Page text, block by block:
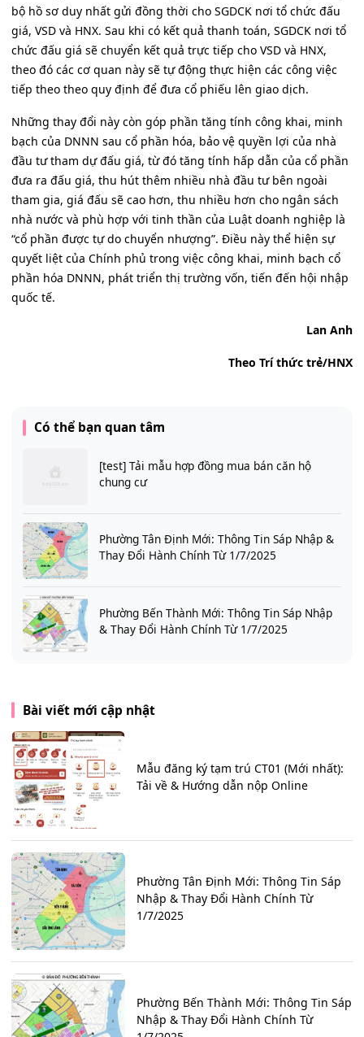
bộ hồ sơ duy nhất gửi đồng thời cho SGDCK nơi tổ chức đấu
giá, VSD và HNX. Sau khi có kết quả thanh toán, SGDCK nơi tổ
chức đấu giá sẽ chuyển kết quả trực tiếp cho VSD và HNX,
theo đó các cơ quan này sẽ tự động thực hiện các công việc
tiếp theo theo quy định để đưa cổ phiếu lên giao dịch.
Những thay đổi này còn góp phần tăng tính công khai, minh
bạch của DNNN sau cổ phần hóa, bảo vệ quyền lợi của nhà
đầu tư tham dự đấu giá, từ đó tăng tính hấp dẫn của cổ phần
đưa ra đấu giá, thu hút thêm nhiều nhà đầu tư bên ngoài
tham gia, giá đấu sẽ cao hơn, thu nhiều hơn cho ngân sách
nhà nước và phù hợp với tinh thần của Luật doanh nghiệp là
“cổ phần được tự do chuyển nhượng”. Điều này thể hiện sự
quyết liệt của Chính phủ trong việc công khai, minh bạch cổ
phần hóa DNNN, phát triển thị trường vốn, tiến đến hội nhập
quốc tế.
Lan Anh
Theo Trí thức trẻ/HNX
Có thể bạn quan tâm
[test] Tải mẫu hợp đồng mua bán căn hộ
chung cư
Phường Tân Định Mới: Thông Tin Sáp Nhập &
Thay Đổi Hành Chính Từ 1/7/2025
Phường Bến Thành Mới: Thông Tin Sáp Nhập
& Thay Đổi Hành Chính Từ 1/7/2025
Bài viết mới cập nhật
Mẫu đăng ký tạm trú CT01 (Mới nhất):
Tải về & Hướng dẫn nộp Online
Phường Tân Định Mới: Thông Tin Sáp
Nhập & Thay Đổi Hành Chính Từ
1/7/2025
Phường Bến Thành Mới: Thông Tin Sáp
Nhập & Thay Đổi Hành Chính Từ